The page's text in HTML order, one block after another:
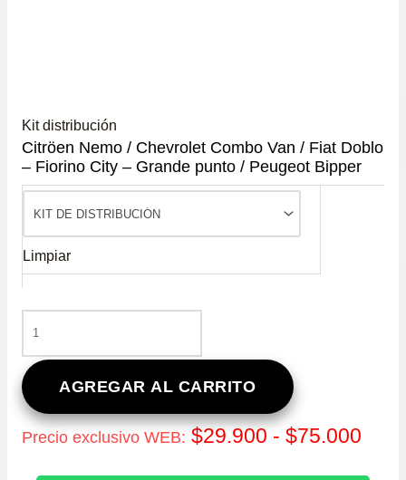
Kit distribución
Citröen Nemo / Chevrolet Combo Van / Fiat Doblo
– Fiorino City – Grande punto / Peugeot Bipper
Limpiar
NEMO
/
CHEVROLET
COMBO
VAN
AGREGAR AL CARRITO
Precio exclusivo WEB: $29.900 - $75.000
de